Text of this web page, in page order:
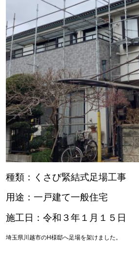
種類：くさび緊結式足場工事
用途：一戸建て一般住宅
施工日：令和３年１月１５日
埼玉県川越市のH様邸へ足場を架けました。